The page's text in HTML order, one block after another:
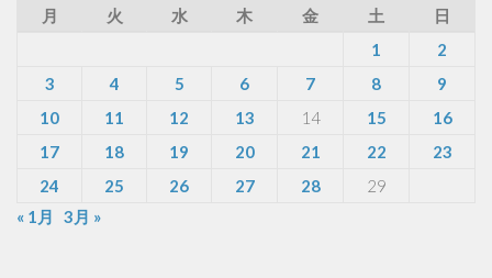
月
火 水 木 金 土
日
1
2
3
4 5 6 7 8
9
10
11 12 13 14 15
16
17
18 19 20 21 22
23
24
25 26 27 28
29
« 1月
3月 »